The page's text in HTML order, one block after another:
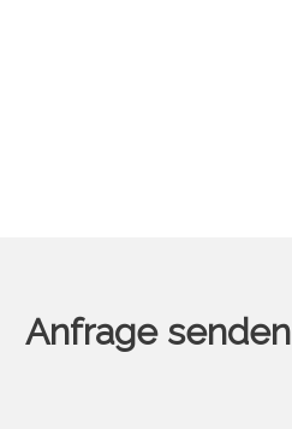
Anfrage senden